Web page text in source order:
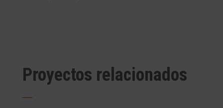
Proyectos relacionados